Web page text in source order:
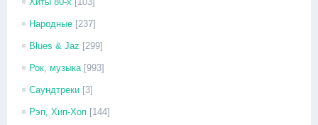
Народные [237]
Blues & Jaz [299]
Рок, музыка [993]
Саундтреки [3]
Рэп, Хип-Хоп [144]